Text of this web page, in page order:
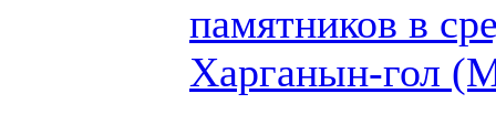
памятников в
Харганын-гол